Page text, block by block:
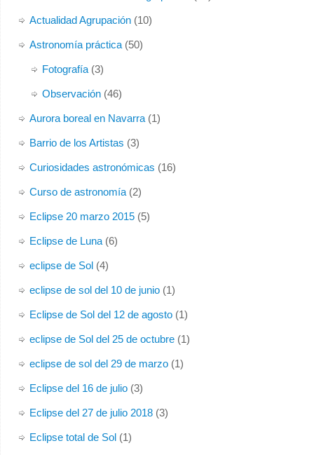
Actualidad Agrupación(10)
Astronomía práctica(50)
Fotografía(3)
Observación(46)
Aurora boreal en Navarra(1)
Barrio de los Artistas (3)
Curiosidades astronómicas (16)
Curso de astronomía(2)
Eclipse 20 marzo 2015(5)
Eclipse de Luna(6)
eclipse de Sol(4)
eclipse de sol del 10 de junio(1)
Eclipse de Sol del 12 de agosto(1)
eclipse de Sol del 25 de octubre(1)
eclipse de sol del 29 de marzo(1)
Eclipse del 16 de julio(3)
Eclipse del 27 de julio 2018(3)
Eclipse total de Sol(1)